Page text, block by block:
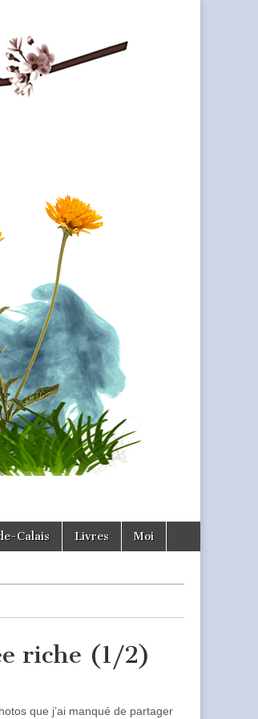
Calais Livres Moi
riche (1/2)
que j’ai manqué de partager